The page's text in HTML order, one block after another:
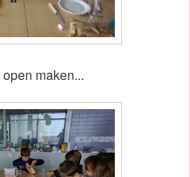
maken...